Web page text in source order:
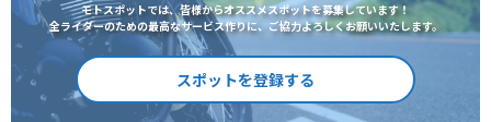
モトスポットでは、皆様からオススメスポットを募集しています！
全ライダーのための最高なサービス作りに、ご協力よろしくお願いいたします。
スポットを登録する